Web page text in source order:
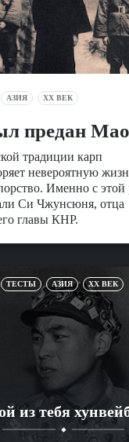
АЗИЯ XX ВЕК
предан Мао
традиции карп
невероятную
Именно с
Си Чжунсюня, отца
главы КНР.
ТЕСТЫ АЗИЯ XX ВЕК
из тебя